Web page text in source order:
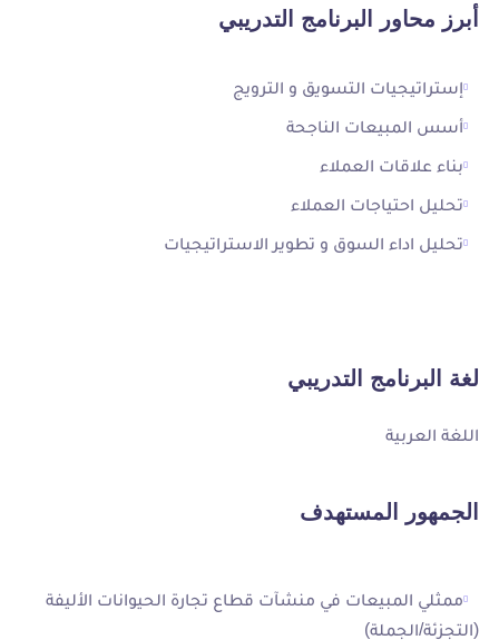
أبرز محاور البرنامج التدريبي
إستراتيجيات التسويق و الترويج
أسس المبيعات الناجحة
بناء علاقات العملاء
تحليل احتياجات العملاء
تحليل اداء السوق و تطوير الاستراتيجيات
لغة البرنامج التدريبي
اللغة العربية
الجمهور المستهدف
ممثلي المبيعات في منشآت قطاع تجارة الحيوانات الأليفة
(التجزئة/الجملة)